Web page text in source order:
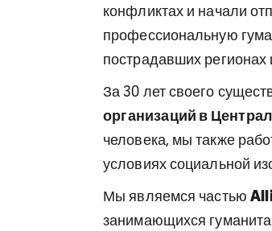
конфликтах и начали
профессиональную
пострадавших
За 30 лет своего
организаций в
человека, мы также
условиях социальной
Мы являемся частью
занимающихся